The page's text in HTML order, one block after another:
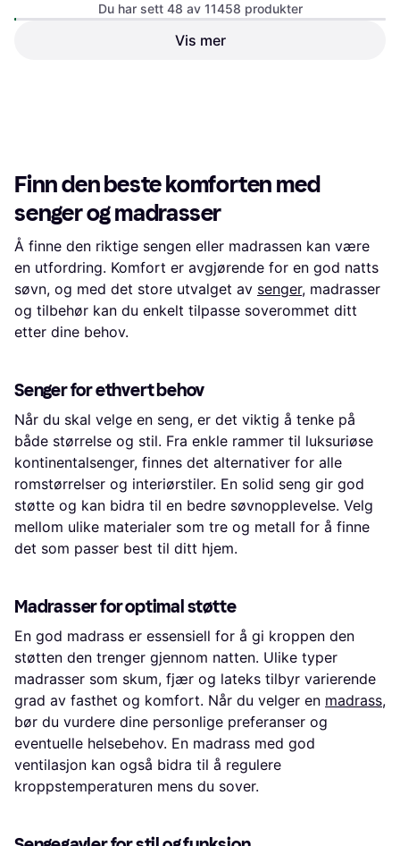
Karup Design Social Seng
Du har sett 48 av 11458 produkter
Vis mer
Finn den beste komforten med
senger og madrasser
Å finne den riktige sengen eller madrassen kan være
en utfordring. Komfort er avgjørende for en god natts
søvn, og med det store utvalget av senger, madrasser
og tilbehør kan du enkelt tilpasse soverommet ditt
etter dine behov.
Senger for ethvert behov
Når du skal velge en seng, er det viktig å tenke på
både størrelse og stil. Fra enkle rammer til luksuriøse
kontinentalsenger, finnes det alternativer for alle
romstørrelser og interiørstiler. En solid seng gir god
støtte og kan bidra til en bedre søvnopplevelse. Velg
mellom ulike materialer som tre og metall for å finne
det som passer best til ditt hjem.
Madrasser for optimal støtte
En god madrass er essensiell for å gi kroppen den
støtten den trenger gjennom natten. Ulike typer
madrasser som skum, fjær og lateks tilbyr varierende
grad av fasthet og komfort. Når du velger en madrass,
bør du vurdere dine personlige preferanser og
eventuelle helsebehov. En madrass med god
ventilasjon kan også bidra til å regulere
kroppstemperaturen mens du sover.